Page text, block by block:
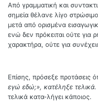
Από γραμματική και
σημεία θέλανε λίγο
μετά από ορισμένα
ενώ δεν πρόκειται ούτε για
χαρακτήρα, ούτε για
Επίσης, πρόσεξε προτάσεις
εγώ εδώ;», κατέληξε τελικά.
τελικά κατα-λήγει κάποιος.